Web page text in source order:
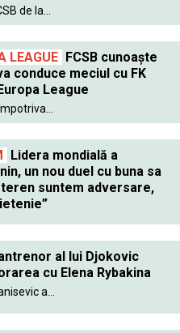
de la...
LEAGUE FCSB cunoaște
conduce meciul cu FK
League
Lidera mondială a
un nou duel cu buna sa
suntem adversare,
al lui Djokovic
cu Elena Rybakina
a...